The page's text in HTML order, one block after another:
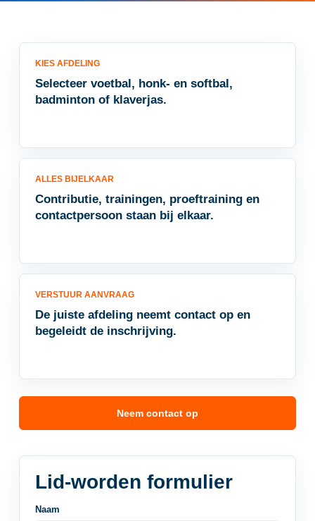
KIES AFDELING
Selecteer voetbal, honk- en softbal,
badminton of klaverjas.
ALLES BIJELKAAR
Contributie, trainingen, proeftraining en
contactpersoon staan bij elkaar.
VERSTUUR AANVRAAG
De juiste afdeling neemt contact op en
begeleidt de inschrijving.
Neem contact op
Lid-worden formulier
Naam